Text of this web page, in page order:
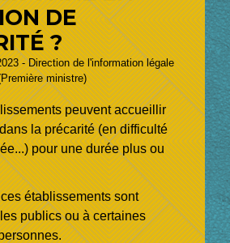
DE
?
- Direction de l'information légale
ministre)
peuvent accueillir
la précarité (en difficulté
pour une durée plus ou
établissements sont
publics ou à certaines